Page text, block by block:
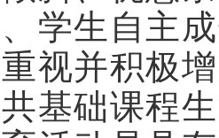
学生自主
视并积极
基础课程